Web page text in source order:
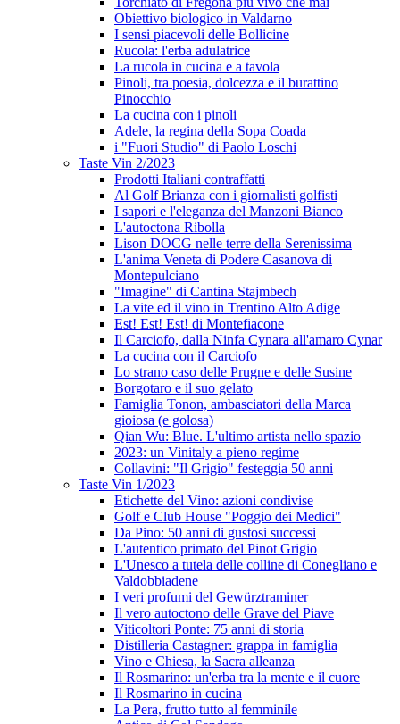
Obiettivo biologico in Valdarno
I sensi piacevoli delle Bollicine
Rucola: l'erba adulatrice
La rucola in cucina e a tavola
Pinoli, tra poesia, dolcezza e il burattino
Pinocchio
La cucina con i pinoli
Adele, la regina della Sopa Coada
i "Fuori Studio" di Paolo Loschi
Taste Vin 2/2023
Prodotti Italiani contraffatti
Al Golf Brianza con i giornalisti golfisti
I sapori e l'eleganza del Manzoni Bianco
L'autoctona Ribolla
Lison DOCG nelle terre della Serenissima
L'anima Veneta di Podere Casanova di
Montepulciano
"Imagine" di Cantina Stajmbech
La vite ed il vino in Trentino Alto Adige
Est! Est! Est! di Montefiacone
Il Carciofo, dalla Ninfa Cynara all'amaro Cynar
La cucina con il Carciofo
Lo strano caso delle Prugne e delle Susine
Borgotaro e il suo gelato
Famiglia Tonon, ambasciatori della Marca
gioiosa (e golosa)
Qian Wu: Blue. L'ultimo artista nello spazio
2023: un Vinitaly a pieno regime
Collavini: "Il Grigio" festeggia 50 anni
Taste Vin 1/2023
Etichette del Vino: azioni condivise
Golf e Club House "Poggio dei Medici"
Da Pino: 50 anni di gustosi successi
L'autentico primato del Pinot Grigio
L'Unesco a tutela delle colline di Conegliano e
Valdobbiadene
I veri profumi del Gewürztraminer
Il vero autoctono delle Grave del Piave
Viticoltori Ponte: 75 anni di storia
Distilleria Castagner: grappa in famiglia
Vino e Chiesa, la Sacra alleanza
Il Rosmarino: un'erba tra la mente e il cuore
Il Rosmarino in cucina
La Pera, frutto tutto al femminile